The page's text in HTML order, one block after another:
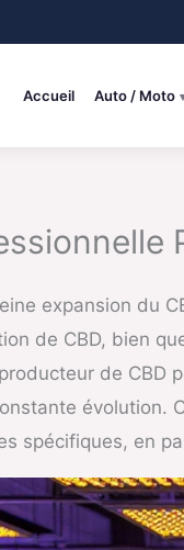
Accueil Auto / Moto
expansion du
de CBD, bien
de CBD
évolution.
spécifiques, en